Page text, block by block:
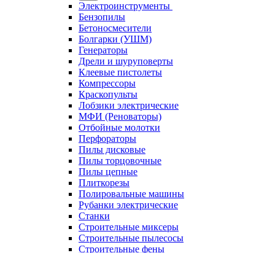
Электроинструменты
Бензопилы
Бетоносмесители
Болгарки (УШМ)
Генераторы
Дрели и шуруповерты
Клеевые пистолеты
Компрессоры
Краскопульты
Лобзики электрические
МФИ (Реноваторы)
Отбойные молотки
Перфораторы
Пилы дисковые
Пилы торцовочные
Пилы цепные
Плиткорезы
Полировальные машины
Рубанки электрические
Станки
Строительные миксеры
Строительные пылесосы
Строительные фены